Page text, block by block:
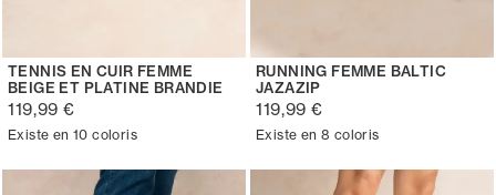
TENNIS EN CUIR FEMME
BEIGE ET PLATINE BRANDIE
119,99 €
Existe en 10 coloris
RUNNING FEMME BALTIC
JAZAZIP
119,99 €
Existe en 8 coloris